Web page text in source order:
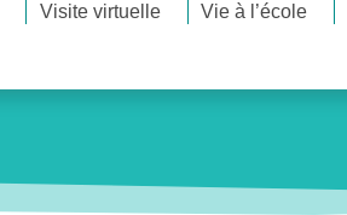
Visite virtuelle Vie à l’école